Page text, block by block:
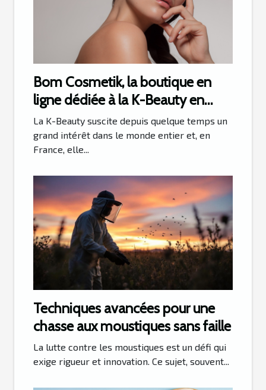
Bom Cosmetik, la boutique en
ligne dédiée à la K-Beauty en
France !
La K-Beauty suscite depuis quelque temps un
grand intérêt dans le monde entier et, en
France, elle...
Techniques avancées pour une
chasse aux moustiques sans faille
La lutte contre les moustiques est un défi qui
exige rigueur et innovation. Ce sujet, souvent...